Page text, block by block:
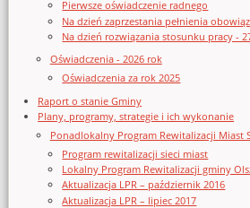
Pierwsze oświadczenie radnego
Na dzień zaprzestania pełnienia
Na dzień rozwiązania stosunku pracy -
Oświadczenia - 2026 rok
Oświadczenia za rok 2025
Raport o stanie Gminy
Plany, programy, strategie i ich wykonanie
Ponadlokalny Program Rewitalizacji Miast
Program rewitalizacji sieci miast
Lokalny Program Rewitalizacji gminy
Aktualizacja LPR – październik 2016
Aktualizacja LPR – lipiec 2017